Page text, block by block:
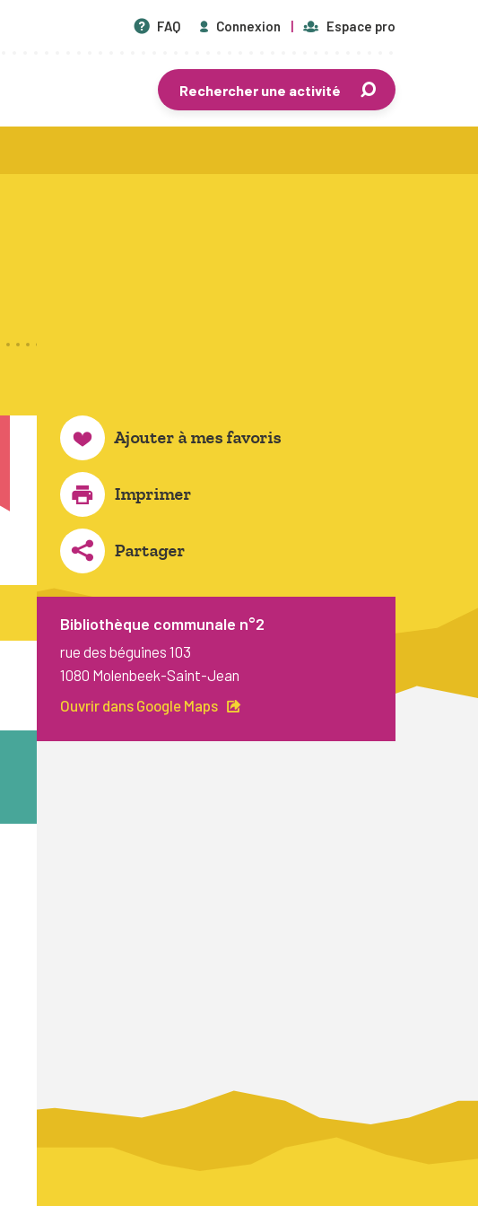
FAQ Connexion Espace pro
Rechercher une activité
Ajouter à mes favoris
Imprimer
Partager
Bibliothèque communale n°2
rue des béguines 103
1080 Molenbeek-Saint-Jean
Ouvrir dans Google Maps